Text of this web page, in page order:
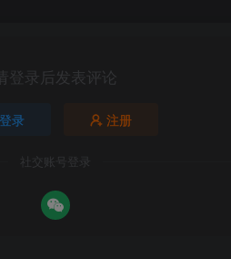
登录后发表评论
登录 注册
社交账号登录